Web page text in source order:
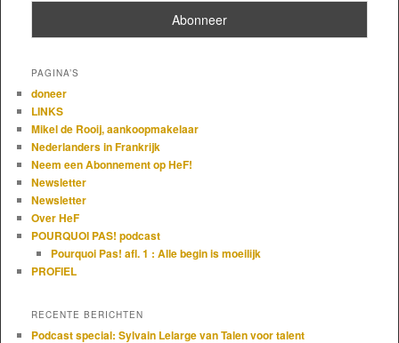
PAGINA’S
doneer
LINKS
Mikel de Rooij, aankoopmakelaar
Nederlanders in Frankrijk
Neem een Abonnement op HeF!
Newsletter
Newsletter
Over HeF
POURQUOI PAS! podcast
Pourquoi Pas! afl. 1 : Alle begin is moeilijk
PROFIEL
RECENTE BERICHTEN
Podcast special: Sylvain Lelarge van Talen voor talent